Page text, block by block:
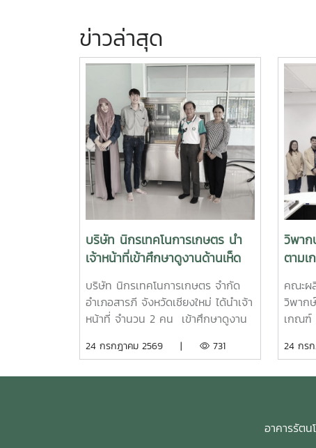
ข่าวล่าสุด
บริษัท นิกรเทคโนการเกษตร นำ
เจ้าหน้าที่เข้าศึกษาดูงานด้านเห็ด
หลินจือและเห็ดสมุนไพร
บริษัท นิกรเทคโนการเกษตร จำกัด
อำเภอสารภี จังหวัดเชียงใหม่ ได้นำเจ้า
หน้าที่ จำนวน 2 คน เข้าศึกษาดูงาน
พัฒนาความรู้และเพิ่มศักยภาพการ
24 กรกฎาคม 2569 | 731
วิพาก
ตาม
คุณภ
คณะผ
วิพาก
เกณฑ์
ประ
การศึ
24 ก
อาคารรัต